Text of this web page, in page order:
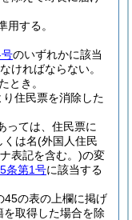
用する。
のいずれかに該当
ければならない。
とき。
住民票を消除した
っては、住民票に
くは名(外国人住民
表記を含む。)の変
条第1号に該当する
45の表の上欄に掲げ
を取得した場合を除